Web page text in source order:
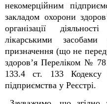
некомерційним
закладом охорони
організації
лікарськими
призначення (що не
здоров’я Переліком №
133.4 ст. 133 Кодексу
підприємства у Реєстрі.